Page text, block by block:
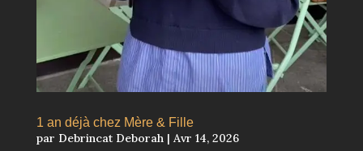
1 an déjà chez Mère & Fille
par Debrincat Deborah| Avr 14, 2026